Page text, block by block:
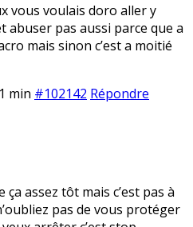
vous voulais doro aller y
abuser pas aussi parce que a
mais sinon c’est a moitié
min #102142 Répondre
assez tôt mais c’est pas à
pas de vous protéger